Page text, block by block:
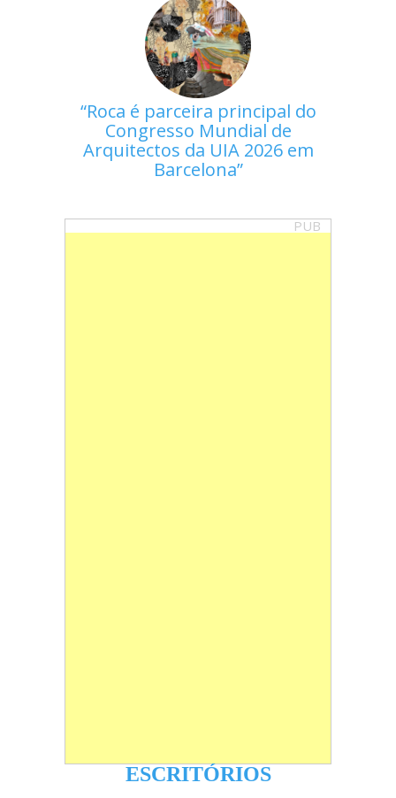
Roca é parceira principal do
Congresso Mundial de
Arquitectos da UIA 2026 em
Barcelona
PUB
ESCRITÓRIOS